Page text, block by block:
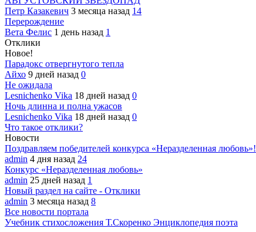
Петр Казакевич 3 месяца назад 14
Перерождение
Вета Фелис 1 день назад 1
Отклики
Новое!
Парадокс отвергнутого тепла
Айхо 9 дней назад 0
Не ожидала
Lesnichenko Vika 18 дней назад 0
Ночь длинна и полна ужасов
Lesnichenko Vika 18 дней назад 0
Что такое отклики?
Новости
Поздравляем победителей конкурса «Неразделенная любовь»!
admin 4 дня назад 24
Конкурс «Неразделенная любовь»
admin 25 дней назад 1
Новый раздел на сайте - Отклики
admin 3 месяца назад 8
Все новости портала
Учебник стихосложения Т.Скоренко Энциклопедия поэта